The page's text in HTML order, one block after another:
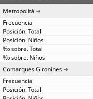
Metropolità
Comarques Gironines